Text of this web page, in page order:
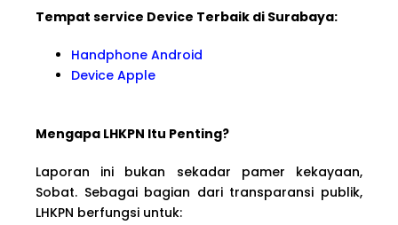
Tempat service Device Terbaik di Surabaya:
Handphone Android
Device Apple
Mengapa LHKPN Itu Penting?
Laporan ini bukan sekadar pamer kekayaan,
Sobat. Sebagai bagian dari transparansi publik,
LHKPN berfungsi untuk: